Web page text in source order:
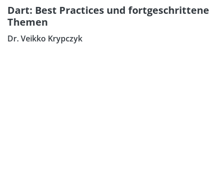
Dart: Best Practices und fortgeschrittene
Themen
Dr. Veikko Krypczyk